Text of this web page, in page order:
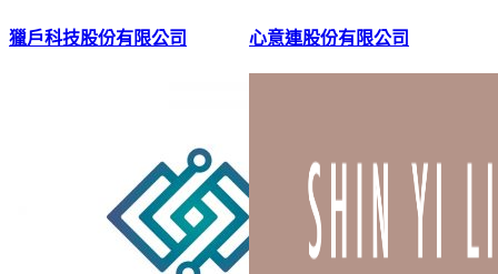
獵戶科技股份有限公司 心意連股份有限公司